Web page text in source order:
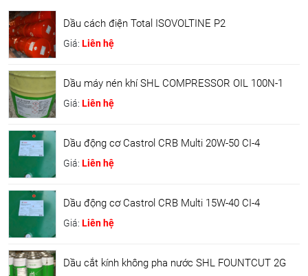
Dầu cách điện Total ISOVOLTINE P2
Giá: Liên hệ
Dầu máy nén khí SHL COMPRESSOR OIL 100N-1
Giá: Liên hệ
Dầu động cơ Castrol CRB Multi 20W-50 CI-4
Giá: Liên hệ
Dầu động cơ Castrol CRB Multi 15W-40 CI-4
Giá: Liên hệ
Dầu cắt kính không pha nước SHL FOUNTCUT 2G